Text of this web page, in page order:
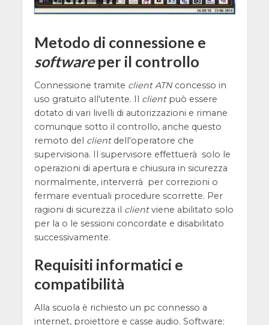
Metodo di connessione e
softwareper il controllo
Connessione tramite client ATNconcesso in
uso gratuito all'utente. Il clientpuò essere
dotato di vari livelli di autorizzazioni e rimane
comunque sotto il controllo, anche questo
remoto del clientdell'operatore che
supervisiona. Il supervisore effettuerà solo le
operazioni di apertura e chiusura in sicurezza
normalmente, interverrà per correzioni o
fermare eventuali procedure scorrette. Per
ragioni di sicurezza il clientviene abilitato solo
per la o le sessioni concordate e disabilitato
successivamente.
Requisiti informatici e
compatibilità
Alla scuola è richiesto un pc connesso a
internet, proiettore e casse audio. Software: